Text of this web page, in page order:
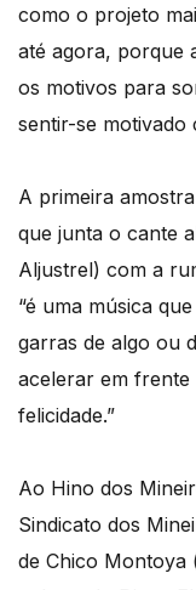
como o projeto
até agora, porque
os motivos para
sentir-se motivado
A primeira amostra
que junta o cante
Aljustrel) com a
“é uma música
garras de algo ou
acelerar em frente
felicidade.”
Ao Hino dos
Sindicato dos
de Chico Montoya